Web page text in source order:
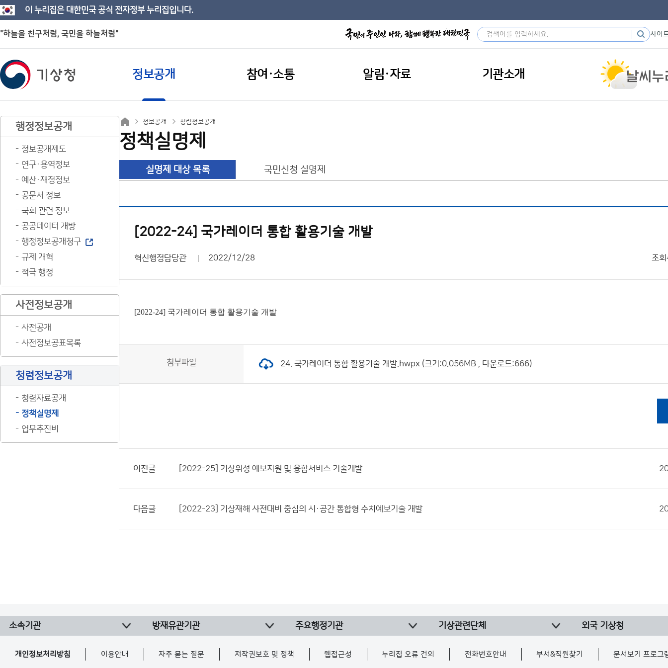
이 누리집은 대한민국 공식 전자정부 누리집입니다.
"하늘을 친구처럼, 국민을 하늘처럼" 사이
정보공개 참여·소통 알림·자료 기관소개
행정정보공개
정보공개제도
연구·용역정보
예산·재정정보
공문서 정보
국회 관련 정보
공공데이터 개방
행정정보공개청구
규제 개혁
적극 행정
사전정보공개
사전공개
사전정보공표목록
청렴정보공개
청렴자료공개
정책실명제
업무추진비
정보공개 청렴정보공개
정책실명제
실명제 대상 목록 국민신청 실명제
[2022-24] 국가레이더 통합 활용기술 개발
혁신행정담당관 2022/12/28 조회
[2022-24] 국가레이더 통합 활용기술 개발
첨부파일 24. 국가레이더 통합 활용기술 개발.hwpx (크기:0.056MB , 다운로드:666)
이전글 [2022-25] 기상위성 예보지원 및 융합서비스 기술개발
다음글 [2022-23] 기상재해 사전대비 중심의 시·공간 통합형 수치예보기술 개발
소속기관 방재유관기관 주요행정기관 기상관련단체 외국 기상청
개인정보처리방침 이용안내 자주 묻는 질문 저작권보호 및 정책 웹접근성 누리집 오류 건의 전화번호안내 부서&직원찾기 문서보기 프로그